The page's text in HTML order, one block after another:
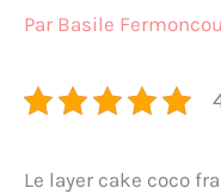
Par Basile
Le layer cake coco